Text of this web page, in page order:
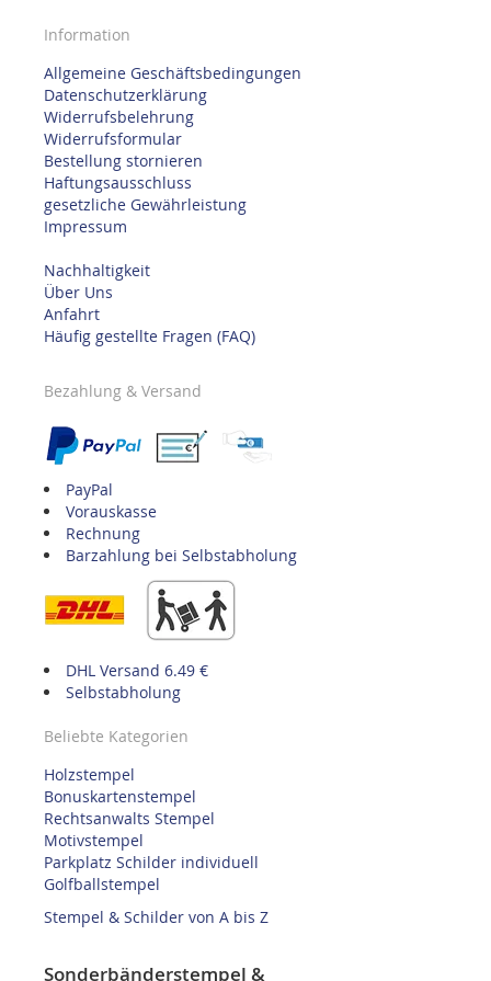
Information
Allgemeine Geschäftsbedingungen
Datenschutzerklärung
Widerrufsbelehrung
Widerrufsformular
Bestellung stornieren
Haftungsausschluss
gesetzliche Gewährleistung
Impressum
Nachhaltigkeit
Über Uns
Anfahrt
Häufig gestellte Fragen (FAQ)
Bezahlung & Versand
PayPal
Vorauskasse
Rechnung
Barzahlung bei Selbstabholung
DHL Versand 6.49 €
Selbstabholung
Beliebte Kategorien
Holzstempel
Bonuskartenstempel
Rechtsanwalts Stempel
Motivstempel
Parkplatz Schilder individuell
Golfballstempel
Stempel & Schilder von A bis Z
Sonderbänderstempel &